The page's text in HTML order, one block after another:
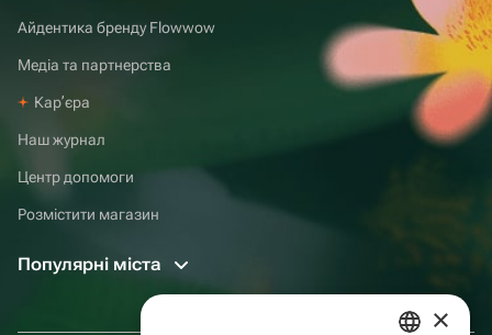
Айдентика бренду Flowwow
Медіа та партнерства
Карʼєра
Наш журнал
Центр допомоги
Розмістити магазин
Популярні міста
×